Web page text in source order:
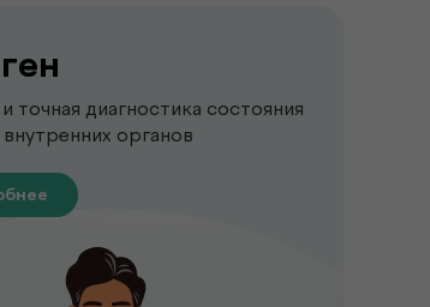
точная диагностика состояния
органов